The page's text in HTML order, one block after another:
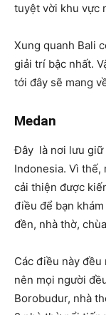
tuyệt vời khu vực
Xung quanh Bali
giải trí bậc nhất.
tới đây sẽ mang
Medan
Đây là nơi lưu giữ
Indonesia. Vì
cải thiện được
điều để bạn
đền, nhà thờ,
Các điều này
nên mọi người
Borobudur, nhà